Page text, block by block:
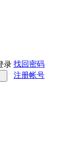
录 找回密码
注册帐号